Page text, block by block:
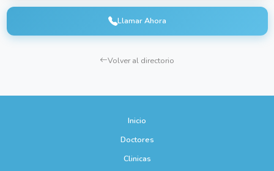
Llamar Ahora
Volver al directorio
Inicio
Doctores
Clinicas